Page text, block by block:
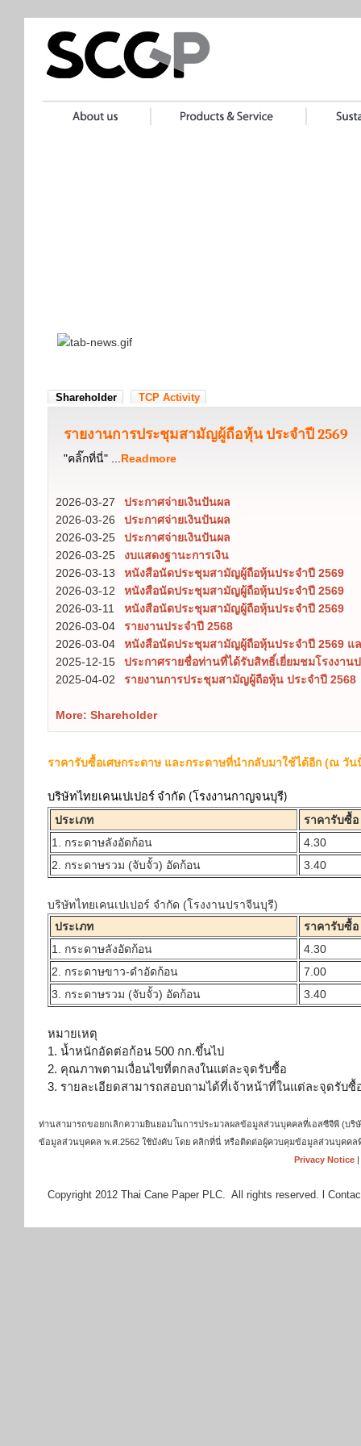
Shareholder TCP Activity
รายงานการประชุมสามัญผู้ถือหุ้น ประจำปี 2569
"คลิ๊กที่นี่" ... Readmore
2026-03-27
ประกาศจ่ายเงินปันผล
2026-03-26
ประกาศจ่ายเงินปันผล
2026-03-25
ประกาศจ่ายเงินปันผล
2026-03-25
งบแสดงฐานะการเงิน
2026-03-13
หนังสือนัดประชุมสามัญผู้ถือหุ้นประจำปี 2569
2026-03-12
หนังสือนัดประชุมสามัญผู้ถือหุ้นประจำปี 2569
2026-03-11
หนังสือนัดประชุมสามัญผู้ถือหุ้นประจำปี 2569
2026-03-04
รายงานประจำปี 2568
2026-03-04
หนังสือนัดประชุมสามัญผู้ถือหุ้นประจำปี 2569 แ
2025-12-15
ประกาศรายชื่อท่านที่ได้รับสิทธิ์เยี่ยมชมโรงงาน
2025-04-02
รายงานการประชุมสามัญผู้ถือหุ้น ประจำปี 2568
More: Shareholder
ราคารับซื้อเศษกระดาษ และกระดาษที่นำกลับมาใช้ได้อีก (ณ วัน
บริษัทไทยเคนเปเปอร์ จำกัด (โรงงานกาญจนบุรี)
ประเภท
ราคารับซื้
1. กระดาษลังอัดก้อน
4.30
2. กระดาษรวม (จับจั้ว) อัดก้อน
3.40
บริษัทไทยเคนเปเปอร์ จำกัด (โรงงานปราจีนบุรี)
ประเภท
ราคารับซื้
1. กระดาษลังอัดก้อน
4.30
2. กระดาษขาว-ดำอัดก้อน
7.00
3. กระดาษรวม (จับจั้ว) อัดก้อน
3.40
หมายเหตุ
1. น้ำหนักอัดต่อก้อน 500 กก.ขึ้นไป
2. คุณภาพตามเงื่อนไขที่ตกลงในแต่ละจุดรับซื้อ
3. รายละเอียดสามารถสอบถามได้ที่เจ้าหน้าที่ในแต่ละจุดรับซื้
ท่านสามารถขอยกเลิกความยินยอมในการประมวลผลข้อมูลส่วนบุคคลที่เอสซีจีพี (บ
ข้อมูลส่วนบุคคล พ.ศ.2562 ใช้บังคับ โดย คลิกที่นี่ หรือติดต่อผู้ควบคุมข้อมูลส่วนบุคคล
Privacy Notice|
Copyright 2012 Thai Cane Paper PLC. All rights reserved. l